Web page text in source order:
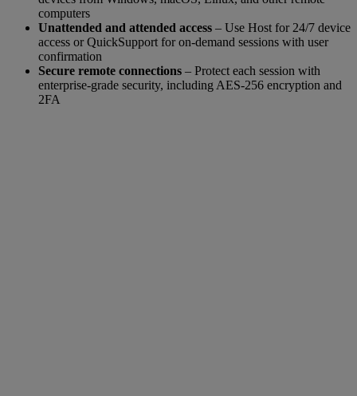
computers
Unattended and attended access – Use Host for 24/7 device
access or QuickSupport for on-demand sessions with user
confirmation
Secure remote connections – Protect each session with
enterprise-grade security, including AES-256 encryption and
2FA